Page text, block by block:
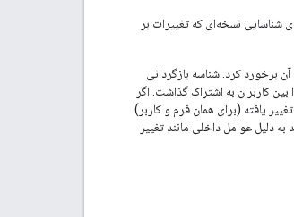
شناسایی نسخه‌ای که تغییرات بر
برخورد کرد. شناسه بازگردانی
بین کاربران به اشتراک گذاشت. اگر
یافته (برای همان فرم و کاربر)
دلیل عوامل داخلی مانند تغییر